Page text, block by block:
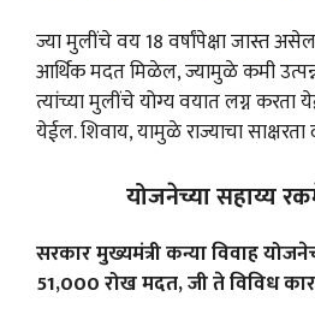
ज्या मुलींचे वय 18 वर्षांपेक्षा जास्त असेल
आर्थिक मदत मिळेल, ज्यामुळे कमी
त्यांच्या मुलींचे योग्य वयात लग्न
येईल. शिवाय, यामुळे राज्याचा
योजनेच्या सहाय्य
सरकार मुख्यमंत्री कन्या विवाह
51,000 रोख मदत, जी ते विविध